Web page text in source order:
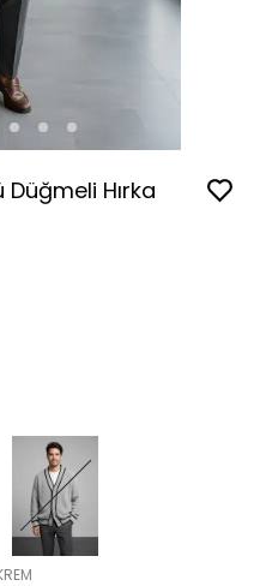
Hırka